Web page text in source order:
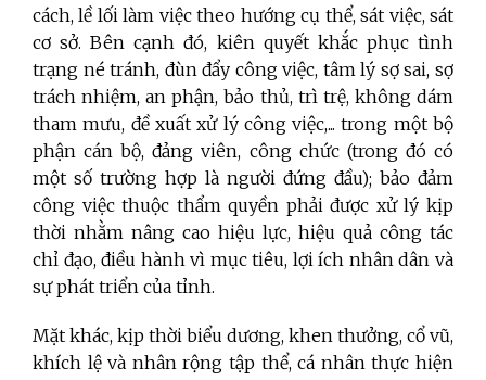
cách, lề lối làm việc theo hướng cụ thể, sát việc, sát
cơ sở. Bên cạnh đó, kiên quyết khắc phục tình
trạng né tránh, đùn đẩy công việc, tâm lý sợ sai, sợ
trách nhiệm, an phận, bảo thủ, trì trệ, không dám
tham mưu, đề xuất xử lý công việc,... trong một bộ
phận cán bộ, đảng viên, công chức (trong đó có
một số trường hợp là người đứng đầu); bảo đảm
công việc thuộc thẩm quyền phải được xử lý kịp
thời nhằm nâng cao hiệu lực, hiệu quả công tác
chỉ đạo, điều hành vì mục tiêu, lợi ích nhân dân và
sự phát triển của tỉnh.
Mặt khác, kịp thời biểu dương, khen thưởng, cổ vũ,
khích lệ và nhân rộng tập thể, cá nhân thực hiện